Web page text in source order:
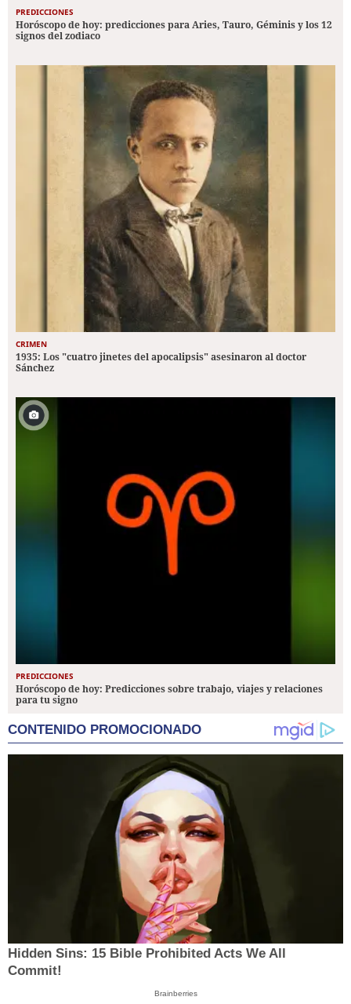
PREDICCIONES
Horóscopo de hoy: predicciones para Aries, Tauro, Géminis y los 12
signos del zodiaco
CRIMEN
1935: Los "cuatro jinetes del apocalipsis" asesinaron al doctor
Sánchez
PREDICCIONES
Horóscopo de hoy: Predicciones sobre trabajo, viajes y relaciones
para tu signo
CONTENIDO PROMOCIONADO
Hidden Sins: 15 Bible Prohibited Acts We All
Commit!
Brainberries